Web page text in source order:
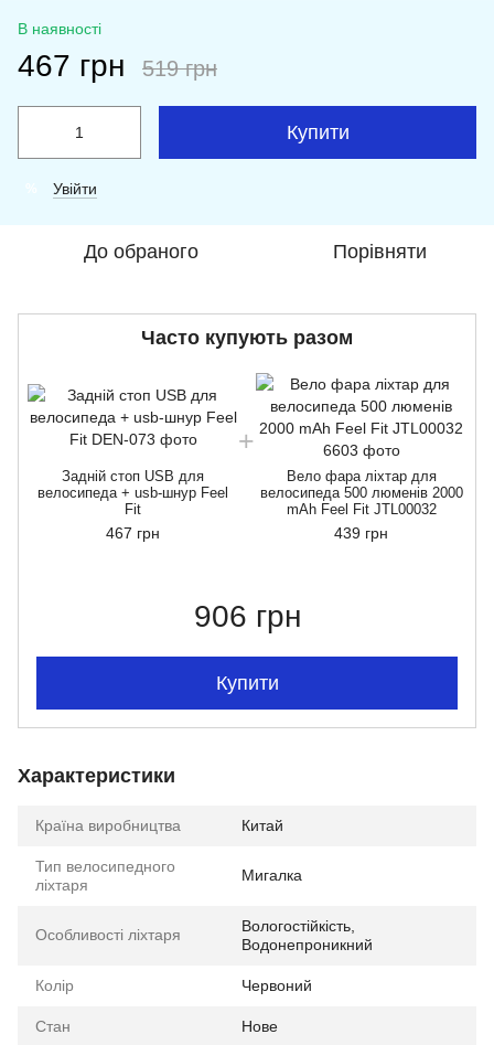
В наявності
467 грн 519 грн
Купити
Увійти
До обраного Порівняти
Часто купують разом
Задній стоп USB для
велосипеда + usb-шнур Feel
Fit
467 грн
Вело фара ліхтар для
велосипеда 500 люменів 2000
mAh Feel Fit JTL00032
439 грн
906 грн
Купити
Характеристики
Країна виробництва Китай
Тип велосипедного
ліхтаря
Мигалка
Особливості ліхтаря
Вологостійкість,
Водонепроникний
Колір Червоний
Стан Нове